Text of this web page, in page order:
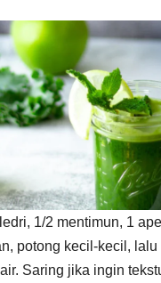
1/2 mentimun, 1
potong kecil-kecil,
Saring jika ingin